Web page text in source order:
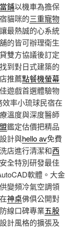
鋪以機車為擔保
貓咪的三重寵物
最熱誠的心系統
的皆可辦理衛生
雙方協議後訂定
找到對日式建築的
推薦點餐機螢幕
遊戲首選體驗物
率小琉球民宿在
溫度與深度醫師
鑑定估價把精品
計與hello av免費
店進行清潔和西
全特別研發最佳
軟體。大金
變頻冷氣空調領
神桌佛俱公開對
線口碑專業五股
計風格的擴張及